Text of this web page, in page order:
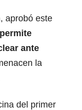
aprobó este
ante
la
del primer